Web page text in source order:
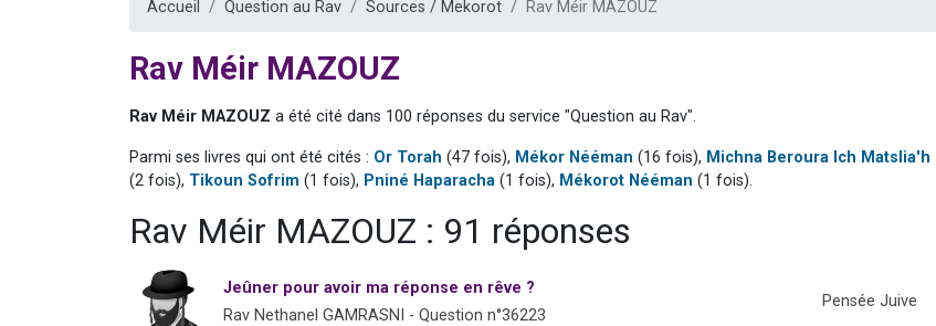
Accueil Question au Rav Sources / Mekorot Rav Méir MAZOUZ
Rav Méir MAZOUZ
Rav Méir MAZOUZ a été cité dans 100 réponses du service "Question au Rav".
Parmi ses livres qui ont été cités : Or Torah (47 fois), Mékor Nééman (16 fois), Michna Beroura Ich Matslia'h
(2 fois), Tikoun Sofrim (1 fois), Pniné Haparacha (1 fois), Mékorot Nééman (1 fois).
Rav Méir MAZOUZ : 91 réponses
Jeûner pour avoir ma réponse en rêve ?
Rav Nethanel GAMRASNI - Question n°36223
Pensée Juive